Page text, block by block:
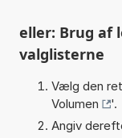
eller: Brug af
valglisterne
Vælg den
Volumen
'.
Angiv